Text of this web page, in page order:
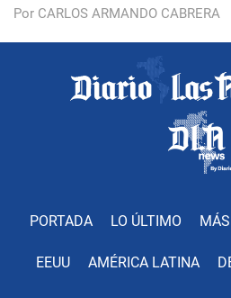
Por CARLOS ARMANDO CABRERA
PORTADA LO ÚLTIMO
EEUU AMÉRICA LATINA